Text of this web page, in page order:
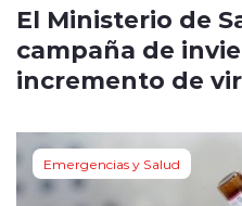
El Ministerio de
campaña de
incremento de
Emergencias y Salud